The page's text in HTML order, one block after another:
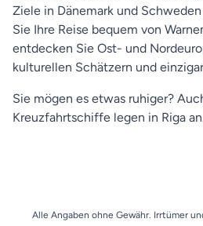
Ziele in Dänemark und
Sie Ihre Reise bequem von
entdecken Sie Ost- und
kulturellen Schätzern und
Sie mögen es etwas ruhiger?
Kreuzfahrtschiffe legen in Riga
Alle Angaben ohne Gewähr. Irrtümer